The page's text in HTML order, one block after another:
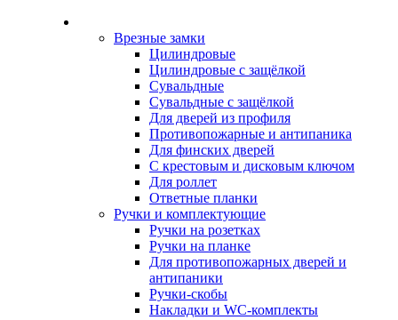
Врезные замки
Цилиндровые
Цилиндровые с защёлкой
Сувальдные
Сувальдные с защёлкой
Для дверей из профиля
Противопожарные и антипаника
Для финских дверей
С крестовым и дисковым ключом
Для роллет
Ответные планки
Ручки и комплектующие
Ручки на розетках
Ручки на планке
Для противопожарных дверей и
антипаники
Ручки-скобы
Накладки и WC-комплекты